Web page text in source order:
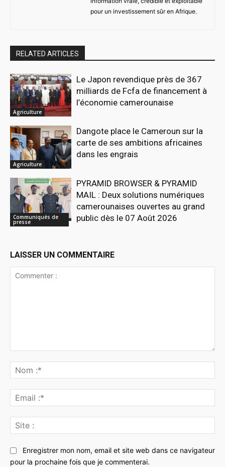
pour un investissement sûr en Afrique.
RELATED ARTICLES
Agriculture
Le Japon revendique près de 367
milliards de Fcfa de financement à
l’économie camerounaise
Agriculture
Dangote place le Cameroun sur la
carte de ses ambitions africaines
dans les engrais
Communiqués de
presse
PYRAMID BROWSER & PYRAMID
MAIL : Deux solutions numériques
camerounaises ouvertes au grand
public dès le 07 Août 2026
LAISSER UN COMMENTAIRE
:*
:*
:
Enregistrer mon nom, email et site web dans ce navigateur
pour la prochaine fois que je commenterai.